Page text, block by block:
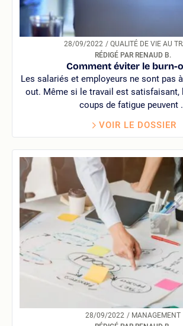
28/09/2022
/ QUALITÉ DE VIE AU
RÉDIGÉ PAR RENAUD B.
Comment éviter le burn-
Les salariés et employeurs ne sont pas à
out. Même si le travail est satisfaisant,
coups de fatigue peuvent
VOIR LE DOSSIER
28/09/2022
/ MANAGEMENT